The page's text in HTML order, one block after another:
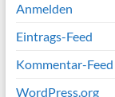
Anmelden
Eintrags-Feed
Kommentar-Feed
WordPress.org